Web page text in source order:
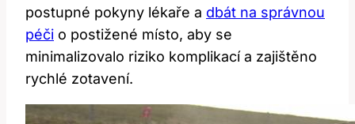
postupné pokyny lékaře a dbát na správnou
péči o postižené místo, aby se
minimalizovalo riziko komplikací a zajištěno
rychlé zotavení.